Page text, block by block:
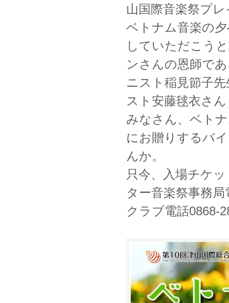
山国際音楽祭プ
ベトナム音楽の
していただこう
ンさんの恩師で
ニスト稲見節子
スト安藤毬衣さ
みなさん、ベト
にお贈りするバ
んか。
只今、入場チケ
ター音楽祭事務
クラブ電話0868-